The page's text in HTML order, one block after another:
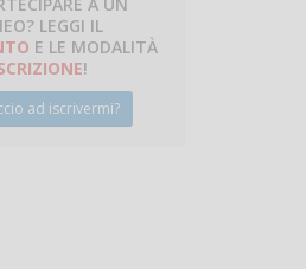
LEGGI IL
E LE MODALITÀ
!
ad iscrivermi?